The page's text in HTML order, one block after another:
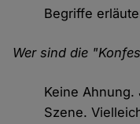
Begriffe
Wer sind die
Keine
Szene.